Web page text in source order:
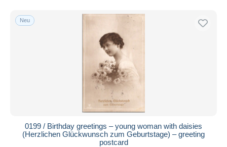
Neu
0199 / Birthday greetings – young woman with daisies
(Herzlichen Glückwunsch zum Geburtstage) – greeting
postcard